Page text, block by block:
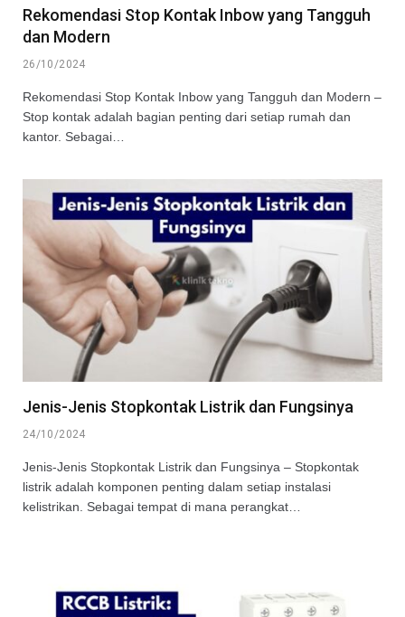
Rekomendasi Stop Kontak Inbow yang Tangguh
dan Modern
26/10/2024
Rekomendasi Stop Kontak Inbow yang Tangguh dan Modern –
Stop kontak adalah bagian penting dari setiap rumah dan
kantor. Sebagai…
Jenis-Jenis Stopkontak Listrik dan Fungsinya
24/10/2024
Jenis-Jenis Stopkontak Listrik dan Fungsinya – Stopkontak
listrik adalah komponen penting dalam setiap instalasi
kelistrikan. Sebagai tempat di mana perangkat…